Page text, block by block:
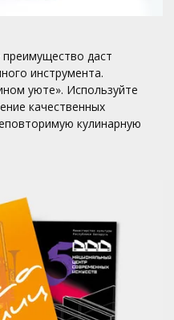
даст
инструмента.
уюте». Используйте
качественных
кулинарную